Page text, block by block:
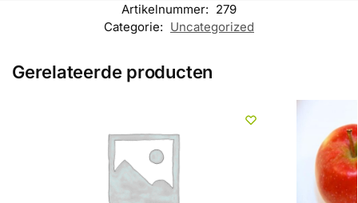
Artikelnummer: 279
Categorie: Uncategorized
Gerelateerde producten